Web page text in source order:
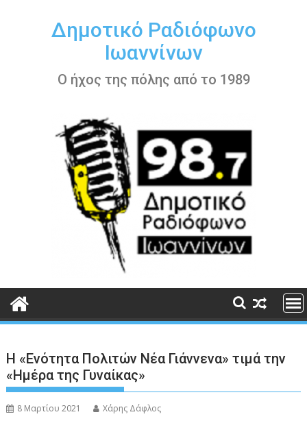
περιεχόμενοΔημοτικό Ραδιόφωνο
Ιωαννίνων
Ο ήχος της πόλης από το 1989
Η «Ενότητα Πολιτών Νέα Γιάννενα» τιμά την
«Ημέρα της Γυναίκας»
8 Μαρτίου 2021 Χάρης Δάφλος